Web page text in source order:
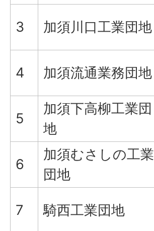
3 加須川口工業団地
4 加須流通業務団地
5
加須下高柳工業団
地
6
加須むさしの工業
団地
7 騎西工業団地